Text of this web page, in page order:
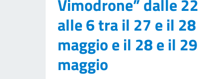
Vimodrone” dalle 22
alle 6 tra il 27 e il 28
maggio e il 28 e il 29
maggio